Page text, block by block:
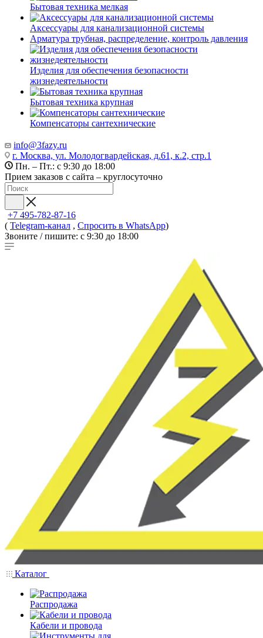
Бытовая техника мелкая
Аксессуары для канализационной системы
Арматура трубная, распределение, контроль давления
Изделия для обеспечения безопасности
жизнедеятельности
Бытовая техника крупная
Компенсаторы сантехнические
info@3fazy.ru
г. Москва, ул. Молодогвардейская, д.61, к.2, стр.1
Пн. – Пт.: с 9:30 до 18:00
Прием заказов с сайта – круглосуточно
+7 495-782-87-16
( Telegram-канал , Спросить в WhatsApp)
Звоните / пишите: с 9:30 до 18:00
Каталог
Распродажа
Кабели и провода